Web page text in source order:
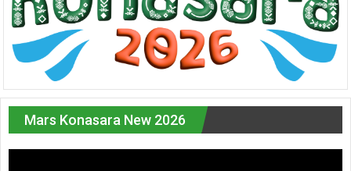
Mars Konasara New 2026